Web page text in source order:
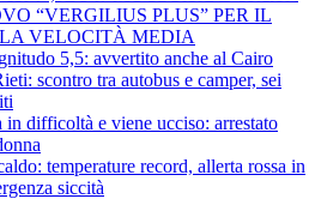
“VERGILIUS PLUS” PER IL
VELOCITÀ MEDIA
5,5: avvertito anche al Cairo
scontro tra autobus e camper, sei
in difficoltà e viene ucciso: arrestato
temperature record, allerta rossa in
siccità